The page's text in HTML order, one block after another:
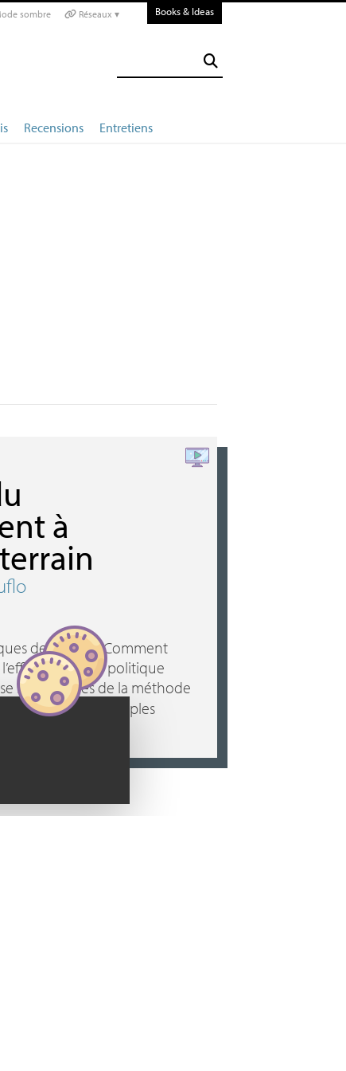
sombre Réseaux ▾ Books & Ideas
Recensions Entretiens
à
de santé… Comment
d’une politique
les principes de la méthode
point sur de multiples